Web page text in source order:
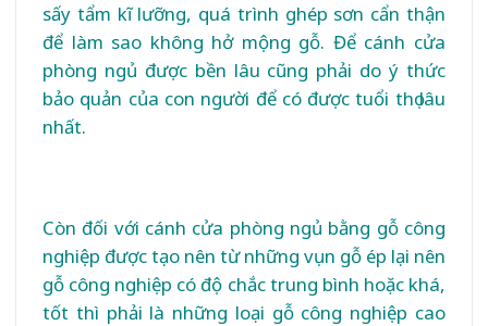
sấy tẩm kĩ lưỡng, quá trình ghép sơn cẩn thận
để làm sao không hở mộng gỗ. Để cánh cửa
phòng ngủ được bền lâu cũng phải do ý thức
bảo quản của con người để có được tuổi thọ lâu
nhất.
Còn đối với cánh cửa phòng ngủ bằng gỗ công
nghiệp được tạo nên từ những vụn gỗ ép lại nên
gỗ công nghiệp có độ chắc trung bình hoặc khá,
tốt thì phải là những loại gỗ công nghiệp cao